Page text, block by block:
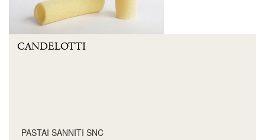
CANDELOTTI
PASTAI SANNITI SNC